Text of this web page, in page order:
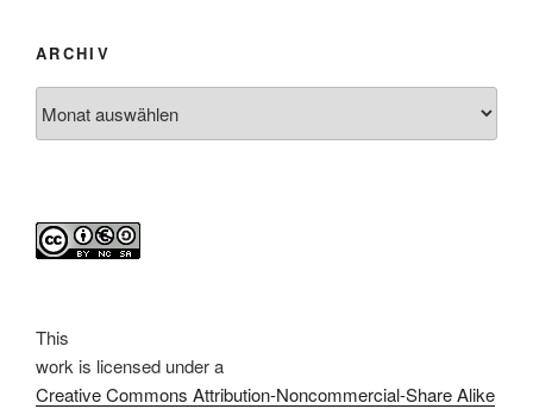
ARCHIV
This
work is licensed under a
Creative Commons Attribution-Noncommercial-Share Alike